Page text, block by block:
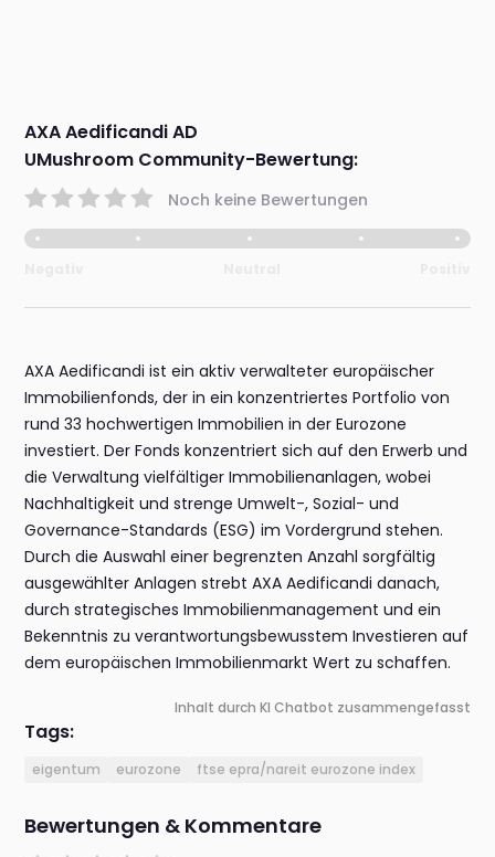
AXA Aedificandi AD
UMushroom Community-Bewertung:
Noch keine Bewertungen
AXA Aedificandi ist ein aktiv verwalteter europäischer
Immobilienfonds, der in ein konzentriertes Portfolio von
rund 33 hochwertigen Immobilien in der Eurozone
investiert. Der Fonds konzentriert sich auf den Erwerb und
die Verwaltung vielfältiger Immobilienanlagen, wobei
Nachhaltigkeit und strenge Umwelt-, Sozial- und
Governance-Standards (ESG) im Vordergrund stehen.
Durch die Auswahl einer begrenzten Anzahl sorgfältig
ausgewählter Anlagen strebt AXA Aedificandi danach,
durch strategisches Immobilienmanagement und ein
Bekenntnis zu verantwortungsbewusstem Investieren auf
dem europäischen Immobilienmarkt Wert zu schaffen.
Inhalt durch KI Chatbot zusammengefasst
Tags:
eigentum eurozone ftse epra/nareit eurozone index
Bewertungen & Kommentare